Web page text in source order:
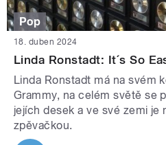
Pop
18. duben 2024
Linda Ronstadt: It´s So
Linda Ronstadt má na svém
Grammy, na celém světě se
jejích desek a ve své zemi je
zpěvačkou.